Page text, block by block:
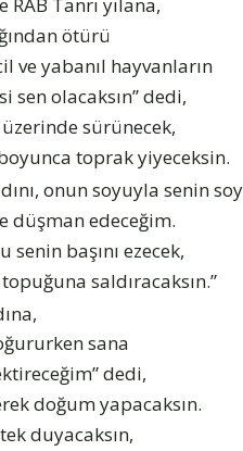
ötürü
ve yabanıl hayvanların
sen olacaksın” dedi,
üzerinde sürünecek,
toprak yiyeceksin.
onun soyuyla senin
düşman edeceğim.
senin başını ezecek,
saldıracaksın.”
sana
dedi,
doğum yapacaksın.
duyacaksın,